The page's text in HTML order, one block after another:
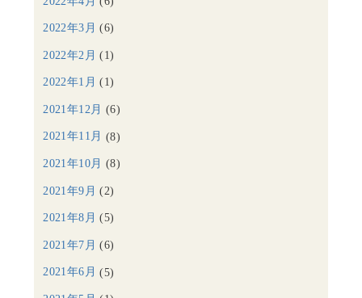
2022年3月 (6)
2022年2月 (1)
2022年1月 (1)
2021年12月 (6)
2021年11月 (8)
2021年10月 (8)
2021年9月 (2)
2021年8月 (5)
2021年7月 (6)
2021年6月 (5)